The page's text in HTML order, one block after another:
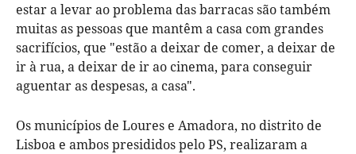
estar a levar ao problema das barracas são também
muitas as pessoas que mantêm a casa com grandes
sacrifícios, que "estão a deixar de comer, a deixar de
ir à rua, a deixar de ir ao cinema, para conseguir
aguentar as despesas, a casa".
Os municípios de Loures e Amadora, no distrito de
Lisboa e ambos presididos pelo PS, realizaram a